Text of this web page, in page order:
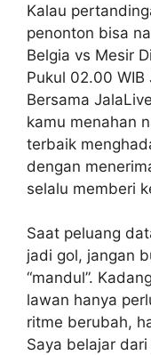
Kalau
penonton bisa
Belgia vs Mesir
Pukul 02.00
Bersama
kamu menahan
terbaik
dengan
selalu memberi
Saat peluang
jadi gol, jangan
“mandul”.
lawan hanya
ritme berubah,
Saya belajar